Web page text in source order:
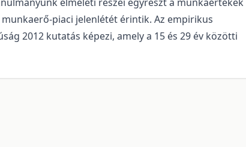
piaci jelenlétét érintik. Az empirikus
2012 kutatás képezi, amely a 15 és 29 év közötti